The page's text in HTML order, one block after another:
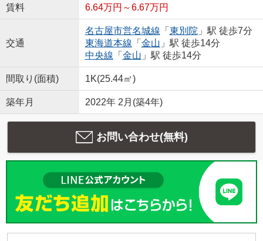
賃料 6.64万円～6.67万円
交通
名古屋市営名城線 「 東別院 」駅 徒歩7分
東海道本線 「 金山 」駅 徒歩14分
中央線 「 金山 」駅 徒歩14分
間取り(面積) 1K(25.44㎡)
築年月 2022年 2月(築4年)
お問い合わせ(無料)